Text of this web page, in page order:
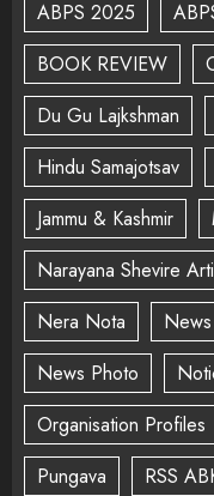
ABPS 2025
BOOK REVIEW
Du Gu Lajkshman
Hindu Samajotsav
Jammu & Kashmir
Narayana Shevire
Nera Nota
News Photo
Organisation Profiles
Pungava
RSS